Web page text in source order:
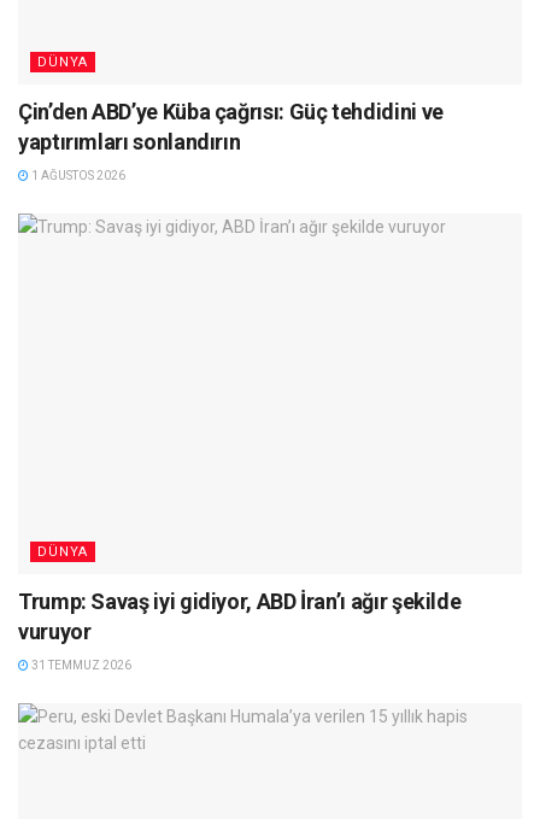
DÜNYA
Çin’den ABD’ye Küba çağrısı: Güç tehdidini ve
yaptırımları sonlandırın
1 AĞUSTOS 2026
DÜNYA
Trump: Savaş iyi gidiyor, ABD İran’ı ağır şekilde
vuruyor
31 TEMMUZ 2026